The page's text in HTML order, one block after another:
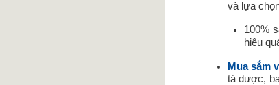
và lựa
100%
hiệu
Mua sắm
tá dược,